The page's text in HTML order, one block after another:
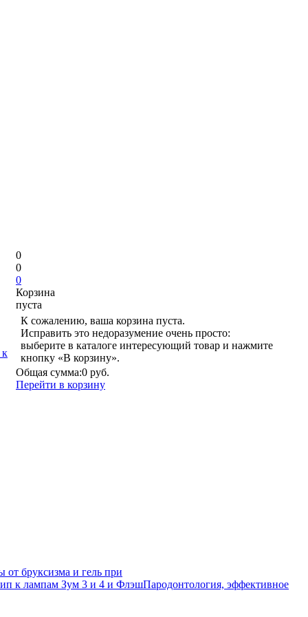
к
0
0
0
Корзина
пуста
К сожалению, ваша корзина пуста.
Исправить это недоразумение очень просто:
выберите в каталоге интересующий товар и нажмите
кнопку «В корзину».
Общая сумма:0 руб.
Перейти в корзину
от бруксизма и гель при
к лампам Зум 3 и 4 и ФлэшПародонтология, эффективное